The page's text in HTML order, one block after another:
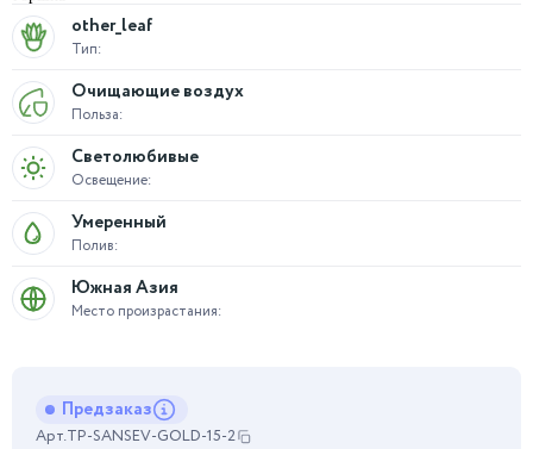
Тип:
other_leaf
Польза:
Очищающие воздух
Освещение:
Светолюбивые
Полив:
Умеренный
Место произрастания:
Южная Азия
Предзаказ
Арт.TP-SANSEV-GOLD-15-2